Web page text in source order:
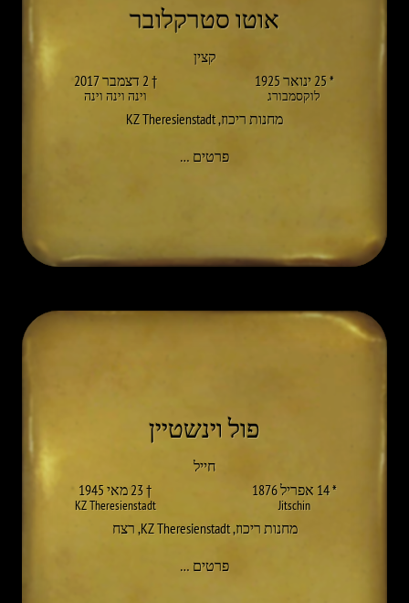
אוטו סטרקלובר
קצין
* 25 ינואר 1925
לוקסמבורג
† 2 דצמבר 2017
וינה וינה וינה
מחנות ריכוז,
KZ Theresienstadt
פרטים …
פול וינשטיין
חייל
* 14 אפריל 1876
Jitschin
† 23 מאי 1945
KZ Theresienstadt
מחנות ריכוז,
KZ Theresienstadt
,רצח
פרטים …